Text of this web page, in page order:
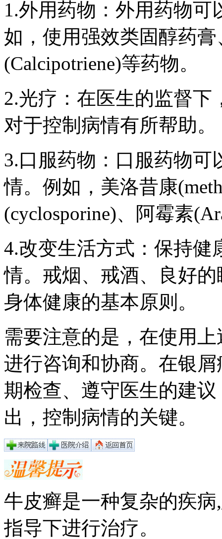
1.外用药物：外用药物
如，使用强效类固醇药
(Calcipotriene)等药物。
2.光疗：在医生的监督
对于控制病情有所帮助。
3.口服药物：口服药物可
情。例如，美洛昔康
(cyclosporine)、阿霉素
4.改变生活方式：保持健
情。戒烟、戒酒、良好
身体健康的基本原则。
需要注意的是，在使用
进行咨询和协商。在银
期检查、遵守医生的建
出，控制病情的关键。
牛皮癣是一种复杂的疾
指导下进行治疗。